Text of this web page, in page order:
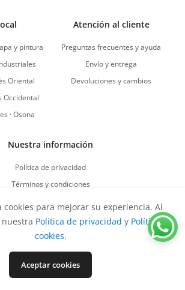
y pintura
Oriental
Occidental
· Osona
Atención al cliente
Preguntas frecuentes y ayuda
Envío y entrega
Devoluciones y cambios
Nuestra información
Política de privacidad
Términos y condiciones
Política de devoluciones
Mapa del sitio
cookies para mejorar su experiencia. Al
Política de privacidad y Política de
cookies.
Aceptar cookies